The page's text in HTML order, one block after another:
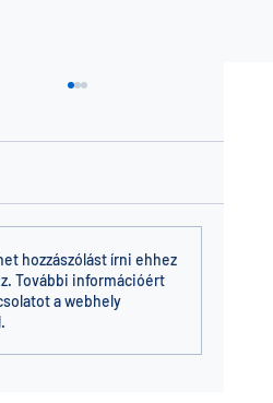
előnyei: kényelem,
hosszabb szezon egyetlen
hozzászólást írni ehhez
További információért
a webhely